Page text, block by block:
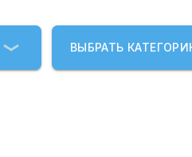
ВЫБРАТЬ